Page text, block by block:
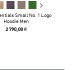
Small No. 1 Logo
Hoodie Men
2 790,00 ₴